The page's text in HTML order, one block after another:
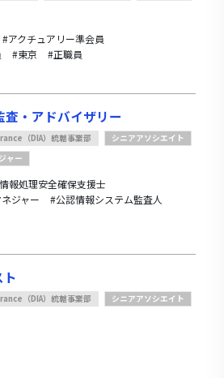
#アクチュアリー準会員
#東京
#正職員
・アドバイザリー
（DIA）統轄事業部
シニアアソシエイト
ャー
報処理安全確保支援士
ジャー
#公認情報システム監査人
（DIA）統轄事業部
シニアアソシエイト